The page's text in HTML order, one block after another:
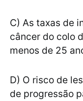
C) As taxas de
câncer do colo
menos de 25
D) O risco de
de progressão